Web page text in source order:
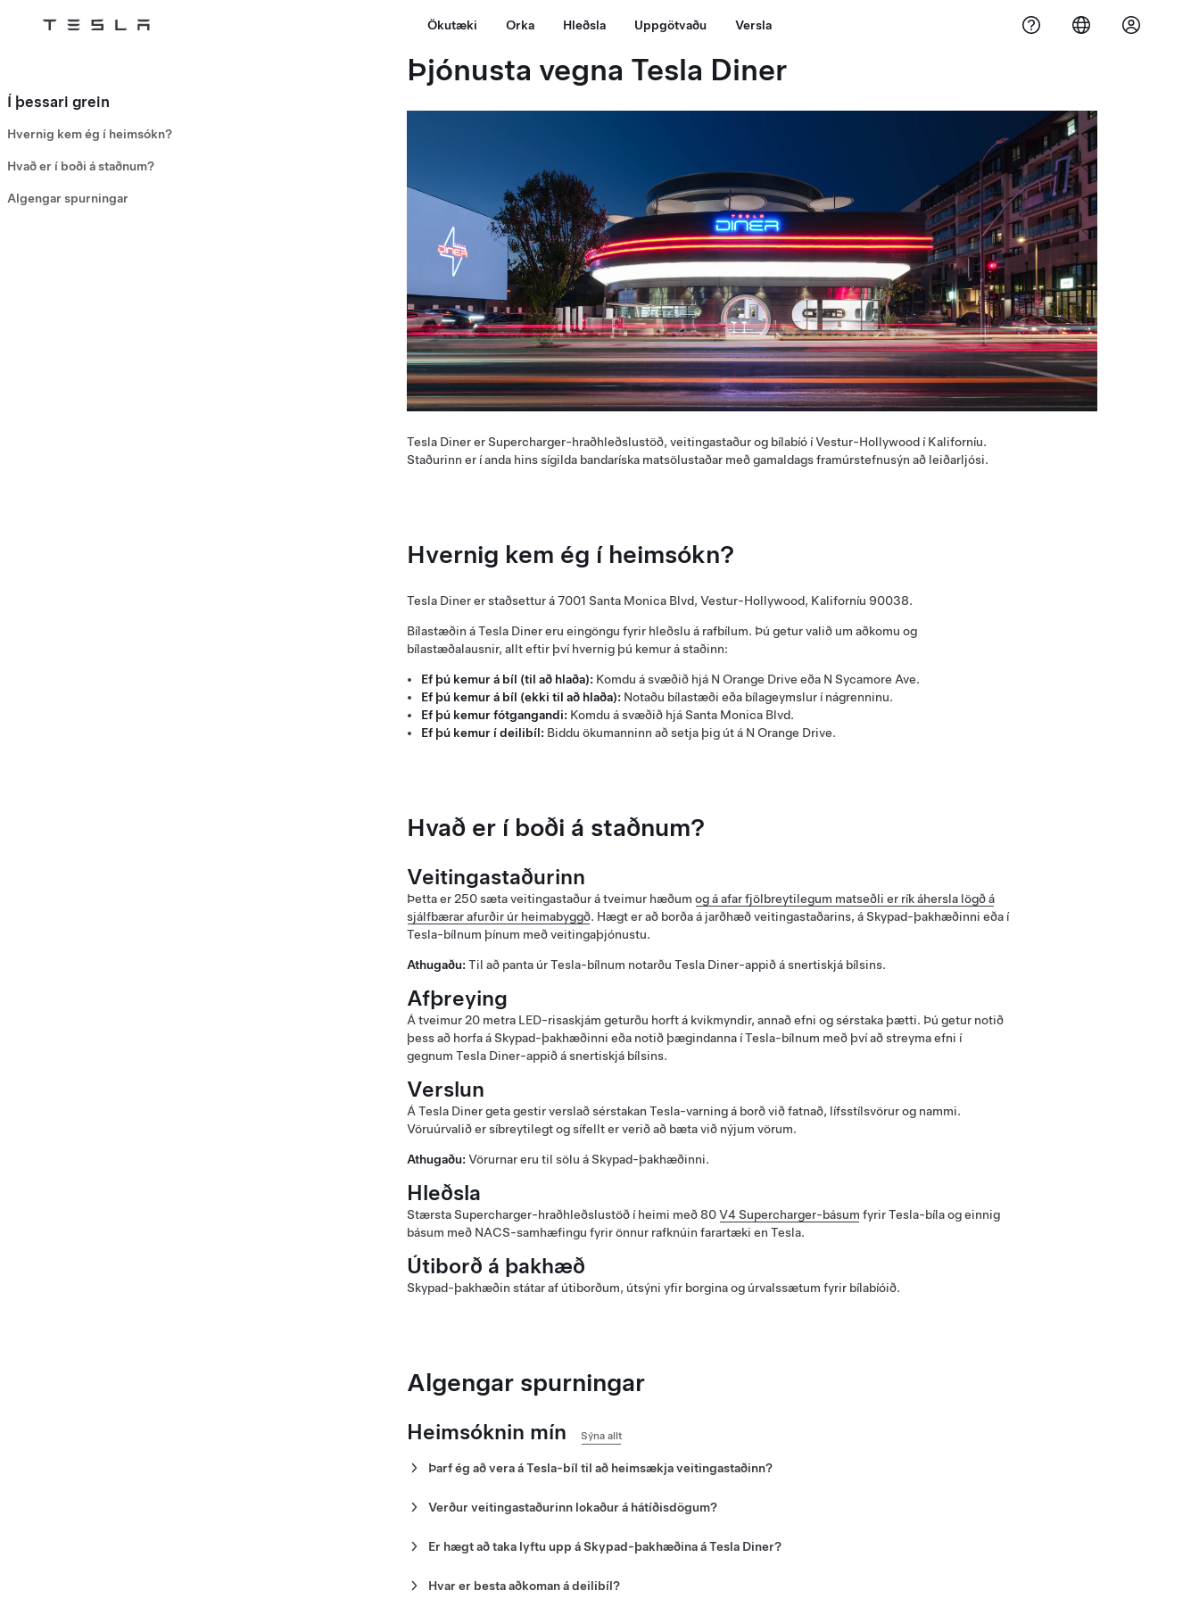
Tesla Ökutæki Orka Hleðsla Uppgötvaðu Versla
Þjónusta vegna Tesla Diner
Tesla Diner er Supercharger-hraðhleðslustöð, veitingastaður og bílabíó í Vestur-Hollywood í Kaliforníu.
Staðurinn er í anda hins sígilda bandaríska matsölustaðar með gamaldags framúrstefnusýn að leiðarljósi.
Hvernig kem ég í heimsókn?
Tesla Diner er staðsettur á 7001 Santa Monica Blvd, Vestur-Hollywood, Kaliforníu 90038.
Bílastæðin á Tesla Diner eru eingöngu fyrir hleðslu á rafbílum. Þú getur valið um aðkomu og
bílastæðalausnir, allt eftir því hvernig þú kemur á staðinn:
Ef þú kemur á bíl (til að hlaða): Komdu á svæðið hjá N Orange Drive eða N Sycamore Ave.
Ef þú kemur á bíl (ekki til að hlaða): Notaðu bílastæði eða bílageymslur í nágrenninu.
Ef þú kemur fótgangandi: Komdu á svæðið hjá Santa Monica Blvd.
Ef þú kemur í deilibíl: Biddu ökumanninn að setja þig út á N Orange Drive.
Hvað er í boði á staðnum?
Veitingastaðurinn
Þetta er 250 sæta veitingastaður á tveimur hæðum og á afar fjölbreytilegum matseðli er rík áhersla lögð á
sjálfbærar afurðir úr heimabyggð. Hægt er að borða á jarðhæð veitingastaðarins, á Skypad-þakhæðinni eða í
Tesla-bílnum þínum með veitingaþjónustu.
Athugaðu: Til að panta úr Tesla-bílnum notarðu Tesla Diner-appið á snertiskjá bílsins.
Afþreying
Á tveimur 20 metra LED-risaskjám geturðu horft á kvikmyndir, annað efni og sérstaka þætti. Þú getur notið
þess að horfa á Skypad-þakhæðinni eða notið þægindanna í Tesla-bílnum með því að streyma efni í
gegnum Tesla Diner-appið á snertiskjá bílsins.
Verslun
Á Tesla Diner geta gestir verslað sérstakan Tesla-varning á borð við fatnað, lífsstílsvörur og nammi.
Vöruúrvalið er síbreytilegt og sífellt er verið að bæta við nýjum vörum.
Athugaðu: Vörurnar eru til sölu á Skypad-þakhæðinni.
Hleðsla
Stærsta Supercharger-hraðhleðslustöð í heimi með 80V4 Supercharger-básum fyrir Tesla-bíla og einnig
básum með NACS-samhæfingu fyrir önnur rafknúin farartæki en Tesla.
Útiborð á þakhæð
Skypad-þakhæðin státar af útiborðum, útsýni yfir borgina og úrvalssætum fyrir bílabíóið.
Algengar spurningar
Heimsóknin mín Sýna allt
Þarf ég að vera á Tesla-bíl til að heimsækja veitingastaðinn?
Verður veitingastaðurinn lokaður á hátíðisdögum?
Athugaðu:Opnunartímarnir gætu breyst.
Er hægt að taka lyftu upp á Skypad-þakhæðina á Tesla Diner?
Hvar er besta aðkoman á deilibíl?
Í þessari grein
Hvernig kem ég í heimsókn?
Hvað er í boði á staðnum?
Algengar spurningar